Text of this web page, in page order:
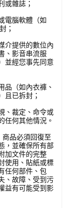
或雜誌；
電腦軟體（如
；
介提供的數位內
、影音串流服
並經您事先同意
品（如內衣褲、
且已拆封；
、裁定、命令或
任何其他情況。
品必須回復至
，並確保所有部
加文件的完整
使用、貼紙或標
任何部件、包
、故障、受到污
益有可能受到影